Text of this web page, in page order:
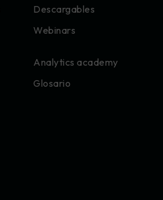
Descargables
Webinars
Analytics academy
Glosario